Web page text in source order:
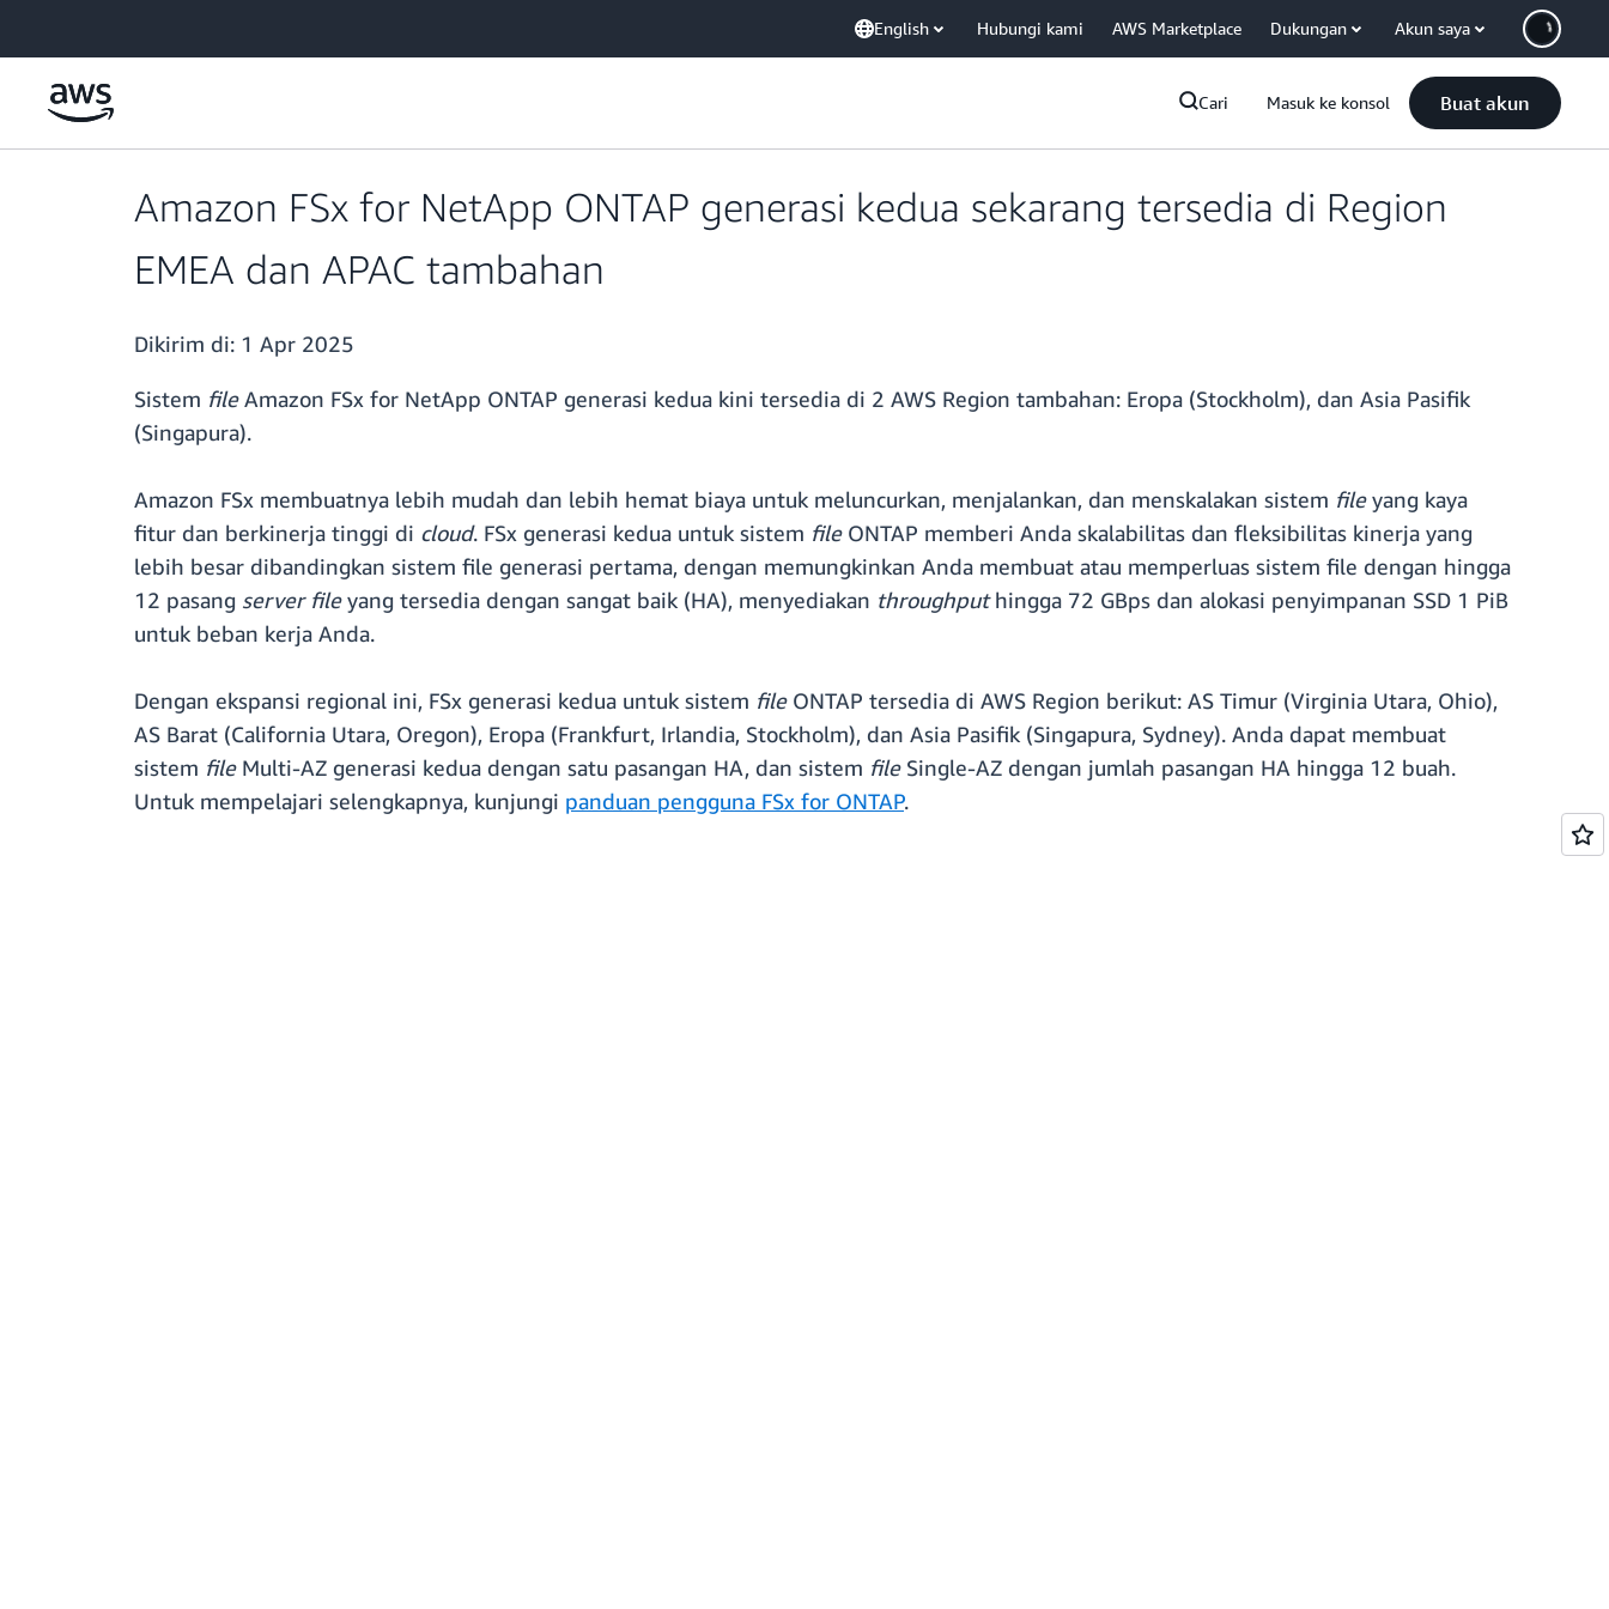
English Hubungi kami AWS Marketplace Dukungan Akun saya
Cari Masuk ke konsol Buat akun
Amazon FSx for NetApp ONTAP generasi kedua sekarang tersedia di Region
EMEA dan APAC tambahan
Dikirim di: 1 Apr 2025
Sistem fileAmazon FSx for NetApp ONTAP generasi kedua kini tersedia di 2 AWS Region tambahan: Eropa (Stockholm), dan Asia Pasifik
(Singapura).
Amazon FSx membuatnya lebih mudah dan lebih hemat biaya untuk meluncurkan, menjalankan, dan menskalakan sistem fileyang kaya
fitur dan berkinerja tinggi di cloud. FSx generasi kedua untuk sistem fileONTAP memberi Anda skalabilitas dan fleksibilitas kinerja yang
lebih besar dibandingkan sistem file generasi pertama, dengan memungkinkan Anda membuat atau memperluas sistem file dengan hingga
12 pasang server fileyang tersedia dengan sangat baik (HA), menyediakan throughputhingga 72 GBps dan alokasi penyimpanan SSD 1 PiB
untuk beban kerja Anda.
Dengan ekspansi regional ini, FSx generasi kedua untuk sistem fileONTAP tersedia di AWS Region berikut: AS Timur (Virginia Utara, Ohio),
AS Barat (California Utara, Oregon), Eropa (Frankfurt, Irlandia, Stockholm), dan Asia Pasifik (Singapura, Sydney). Anda dapat membuat
sistem fileMulti-AZ generasi kedua dengan satu pasangan HA, dan sistem fileSingle-AZ dengan jumlah pasangan HA hingga 12 buah.
Untuk mempelajari selengkapnya, kunjungi panduan pengguna FSx for ONTAP.